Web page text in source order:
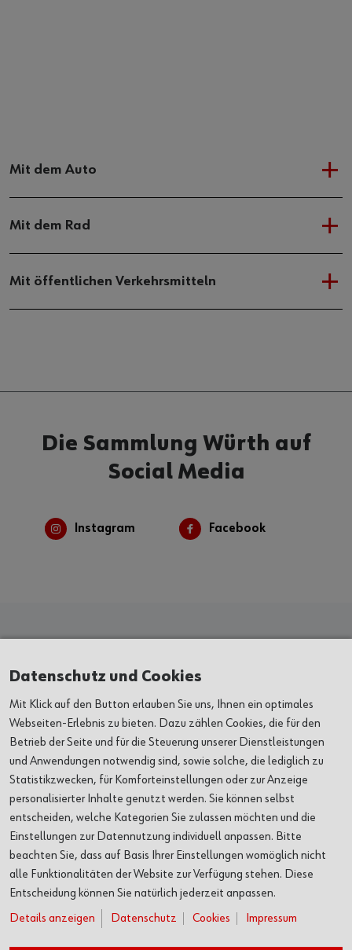
Mit dem Auto
Mit dem Rad
Mit öffentlichen Verkehrsmitteln
Die Sammlung Würth auf
Social Media
Instagram Facebook
AUSSTELLUNGEN
VERANSTALTUNGEN
ORTE
ÜBER UNS
SERVICE
Datenschutz und Cookies
Mit Klick auf den Button erlauben Sie uns, Ihnen ein optimales
Webseiten-Erlebnis zu bieten. Dazu zählen Cookies, die für den
Betrieb der Seite und für die Steuerung unserer Dienstleistungen
und Anwendungen notwendig sind, sowie solche, die lediglich zu
Statistikzwecken, für Komforteinstellungen oder zur Anzeige
personalisierter Inhalte genutzt werden. Sie können selbst
entscheiden, welche Kategorien Sie zulassen möchten und die
Einstellungen zur Datennutzung individuell anpassen. Bitte
beachten Sie, dass auf Basis Ihrer Einstellungen womöglich nicht
alle Funktionalitäten der Website zur Verfügung stehen. Diese
Entscheidung können Sie natürlich jederzeit anpassen.
Details anzeigen
Datenschutz Cookies Impressum